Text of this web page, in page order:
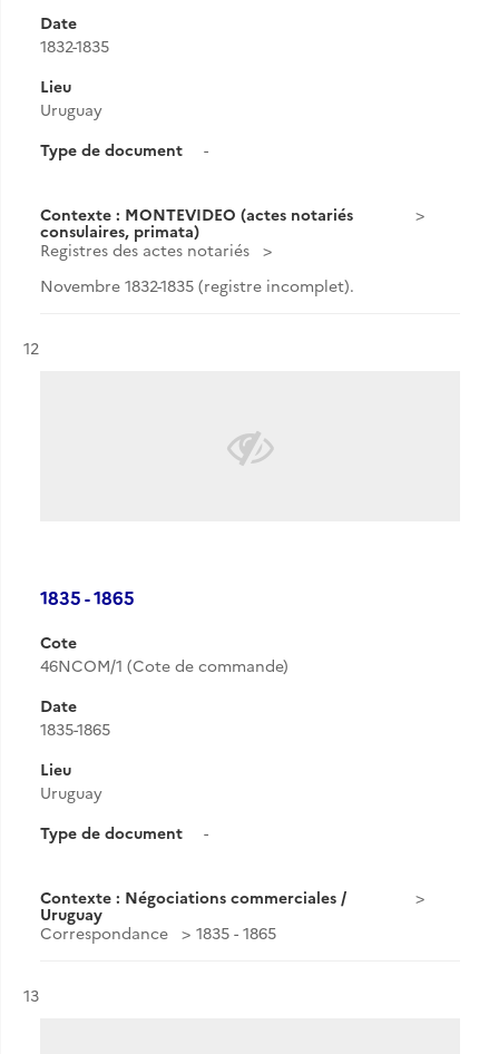
Date
1832-1835
Lieu
Uruguay
Type de document
-
Contexte : MONTEVIDEO (actes notariés
consulaires, primata)
Registres des actes notariés
Novembre 1832-1835 (registre incomplet).
Résultat n°
12
1835 - 1865
Cote
46NCOM/1 (Cote de commande)
Date
1835-1865
Lieu
Uruguay
Type de document
-
Contexte : Négociations commerciales /
Uruguay
Correspondance
1835 - 1865
Résultat n°
13